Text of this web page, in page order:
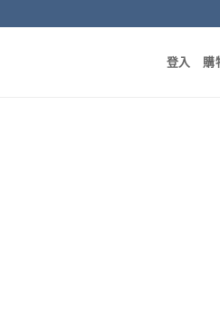
登入 購